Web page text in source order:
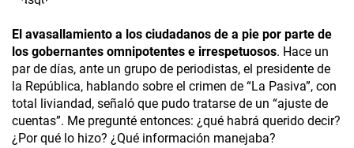
El avasallamiento a los ciudadanos de a pie por parte de
los gobernantes omnipotentes e irrespetuosos. Hace un
par de días, ante un grupo de periodistas, el presidente de
la República, hablando sobre el crimen de “La Pasiva”, con
total liviandad, señaló que pudo tratarse de un “ajuste de
cuentas”. Me pregunté entonces: ¿qué habrá querido decir?
¿Por qué lo hizo? ¿Qué información manejaba?